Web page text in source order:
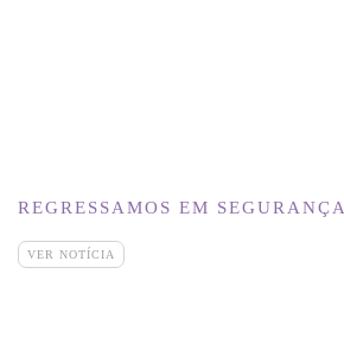
REGRESSAMOS EM SEGURANÇA
VER NOTÍCIA